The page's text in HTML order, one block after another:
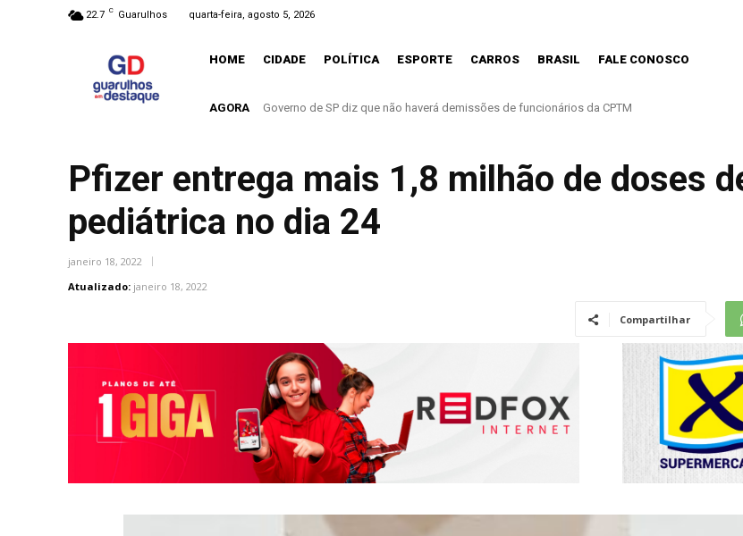
22.7 C Guarulhos quarta-feira, agosto 5, 2026
HOME CIDADE POLÍTICA ESPORTE CARROS BRASIL FALE CONOSCO
AGORA Governo de SP diz que não haverá demissões de funcionários da CPTM
Pfizer entrega mais 1,8 milhão de doses
pediátrica no dia 24
janeiro 18, 2022
Atualizado: janeiro 18, 2022
Compartilhar